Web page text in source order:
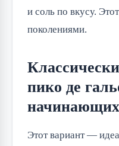
и соль по вкусу.
поколениями.
пико де
начинающих
Этот вариант —